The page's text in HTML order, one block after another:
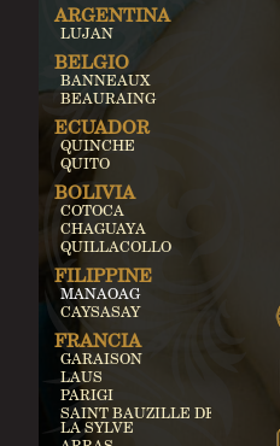
ARGENTINA
LUJAN
BELGIO
BANNEAUX
BEAURAING
ECUADOR
QUINCHE
QUITO
BOLIVIA
COTOCA
CHAGUAYA
QUILLACOLLO
FILIPPINE
MANAOAG
CAYSASAY
FRANCIA
GARAISON
LAUS
PARIGI
SAINT BAUZILLE DE
LA SYLVE